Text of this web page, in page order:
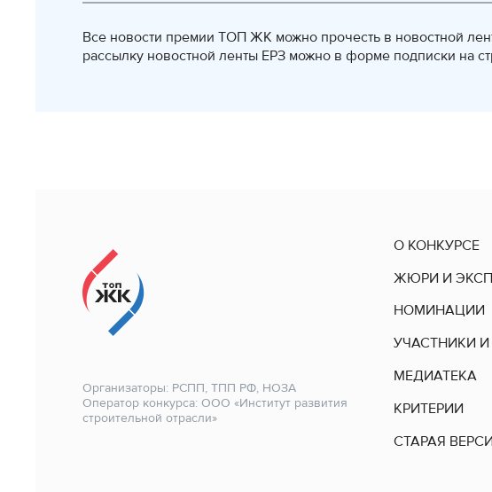
Все новости премии ТОП ЖК можно прочесть в новостной
рассылку новостной ленты ЕРЗ можно в форме подписки на
Организаторы: РСПП, ТПП РФ, НОЗА
Оператор конкурса: ООО «Институт развития
строительной отрасли»
О КОНКУРСЕ
ЖЮРИ И
НОМИНАЦИИ
УЧАСТНИКИ
МЕДИАТЕКА
КРИТЕРИИ
СТАРАЯ